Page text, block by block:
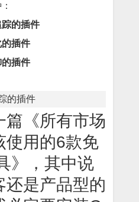
的插件
插件
插件
的插件
篇《所有市场
使用的6款免
》，其中说
还是产品型的